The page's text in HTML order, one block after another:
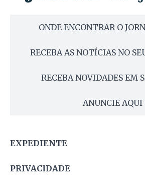
ONDE ENCONTRAR O
RECEBA AS NOTÍCIAS NO
RECEBA NOVIDADES EM
ANUNCIE AQUI
EXPEDIENTE
PRIVACIDADE